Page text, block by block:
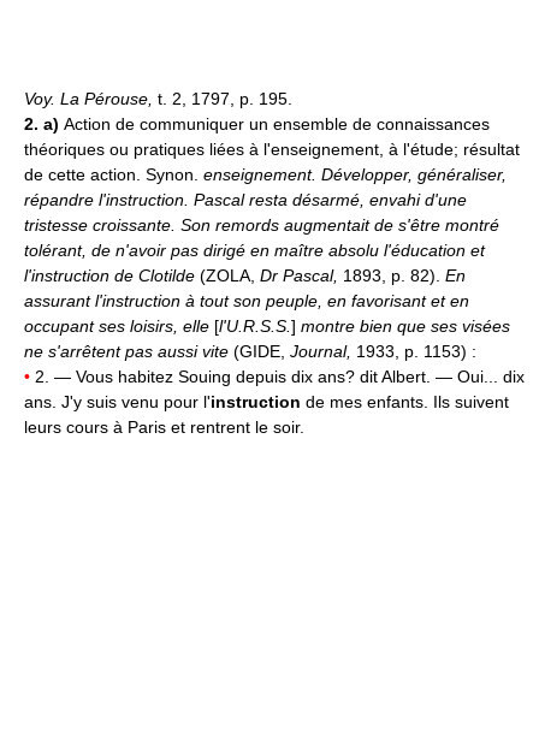
Voy. La Pérouse, t. 2, 1797, p. 195.
2. a) Action de communiquer un ensemble de connaissances
théoriques ou pratiques liées à l'enseignement, à l'étude; résultat
de cette action. Synon. enseignement. Développer, généraliser,
répandre l'instruction. Pascal resta désarmé, envahi d'une
tristesse croissante. Son remords augmentait de s'être montré
tolérant, de n'avoir pas dirigé en maître absolu l'éducation et
l'instruction de Clotilde (ZOLA, Dr Pascal, 1893, p. 82). En
assurant l'instruction à tout son peuple, en favorisant et en
occupant ses loisirs, elle [l'U.R.S.S. ] montre bien que ses visées
ne s'arrêtent pas aussi vite (GIDE, Journal, 1933, p. 1153) :
• 2. — Vous habitez Souing depuis dix ans? dit Albert. — Oui... dix
ans. J'y suis venu pour l'instruction de mes enfants. Ils suivent
leurs cours à Paris et rentrent le soir.